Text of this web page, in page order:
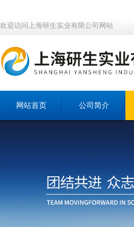
欢迎访问上海研生实业有限公司网站
网站首页 公司简介